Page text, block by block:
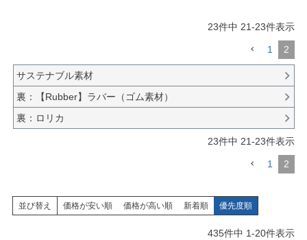
23件中 21-23件表示
1 2
サステナブル素材
裏：【Rubber】ラバー（ゴム素材）
裏：ロリカ
23件中 21-23件表示
1 2
並び替え 価格が安い順 価格が高い順 新着順 優先度順
435件中 1-20件表示